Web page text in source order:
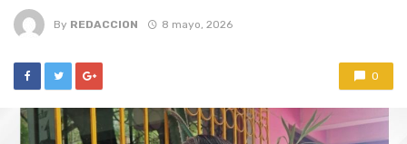
By REDACCION 8 mayo, 2026
0